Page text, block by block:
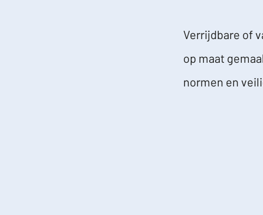
Verrijdbare of
op maat
normen en